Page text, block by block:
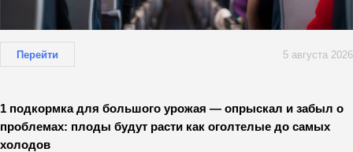
Перейти 5 августа 2026
1 подкормка для большого урожая — опрыскал и забыл о
проблемах: плоды будут расти как оголтелые до самых
холодов